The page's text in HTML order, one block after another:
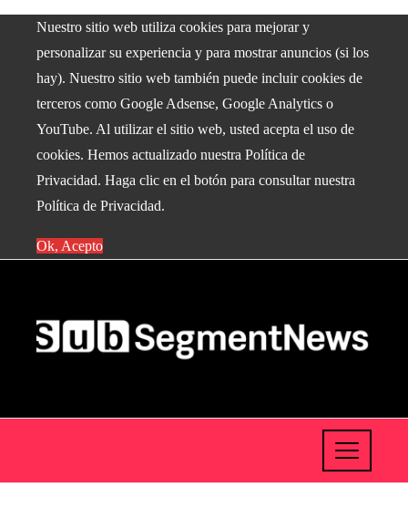
Nuestro sitio web utiliza cookies para mejorar y
personalizar su experiencia y para mostrar anuncios (si los
hay). Nuestro sitio web también puede incluir cookies de
terceros como Google Adsense, Google Analytics o
YouTube. Al utilizar el sitio web, usted acepta el uso de
cookies. Hemos actualizado nuestra Política de
Privacidad. Haga clic en el botón para consultar nuestra
Política de Privacidad.
Ok, Acepto